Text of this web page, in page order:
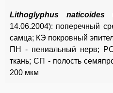
Lithoglyphus naticoides
14.06.2004): поперечный
самца; КЭ покровный
ПН - пениальный нерв;
ткань; СП - полость
200 мкм